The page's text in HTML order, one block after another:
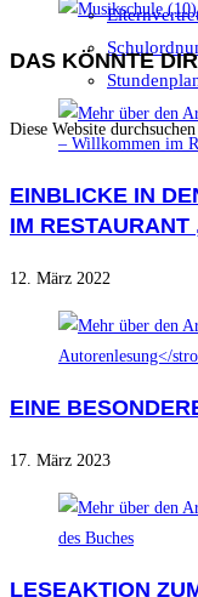
Diese Website durchsuchen
DAS KÖNNTE
EINBLICKE IN
IM RESTAURANT
12. März 2022
EINE
17. März 2023
LESEAKTION